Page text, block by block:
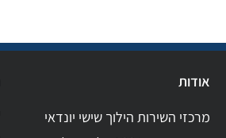
אודות
מרכזי השירות הילוך שישי יונדאי